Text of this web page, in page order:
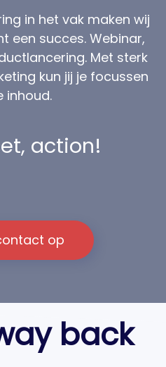
in het vak maken wij
een succes. Webinar,
Met sterk
kun jij je focussen
inhoud.
action!
op
back